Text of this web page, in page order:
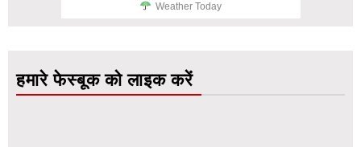
Weather Today
हमारे फेस्बूक को लाइक करें